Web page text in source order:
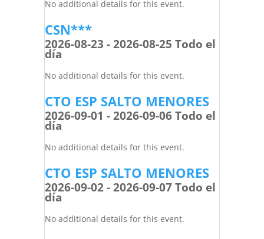
No additional details for this event.
CSN***
2026-08-23 - 2026-08-25 Todo el
día
No additional details for this event.
CTO ESP SALTO MENORES
2026-09-01 - 2026-09-06 Todo el
día
No additional details for this event.
CTO ESP SALTO MENORES
2026-09-02 - 2026-09-07 Todo el
día
No additional details for this event.